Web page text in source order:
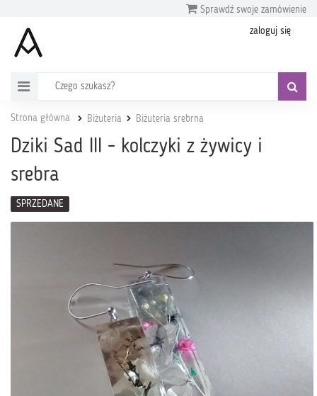
Sprawdź swoje zamówienie
zaloguj się
Strona główna Biżuteria Biżuteria srebrna
Dziki Sad III - kolczyki z żywicy i
srebra
SPRZEDANE